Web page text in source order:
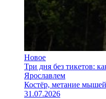
Новое
Три дня без тикетов:
Ярославлем
Костёр, метание
31.07.2026